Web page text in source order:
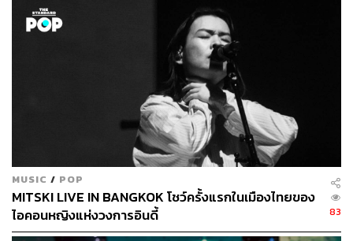
MUSIC / POP
MITSKI LIVE IN BANGKOK โชว์ครั้งแรกในเมืองไทยของ
ไอคอนหญิงแห่งวงการอินดี้
83